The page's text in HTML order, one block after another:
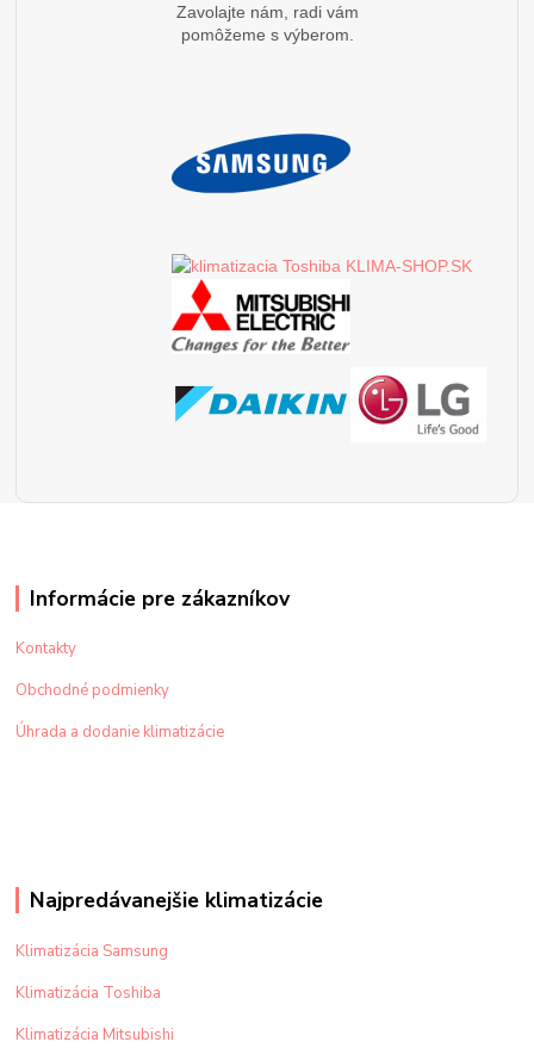
Zavolajte nám, radi vám
pomôžeme s výberom.
Informácie pre zákazníkov
Kontakty
Obchodné podmienky
Úhrada a dodanie klimatizácie
Najpredávanejšie klimatizácie
Klimatizácia Samsung
Klimatizácia Toshiba
Klimatizácia Mitsubishi